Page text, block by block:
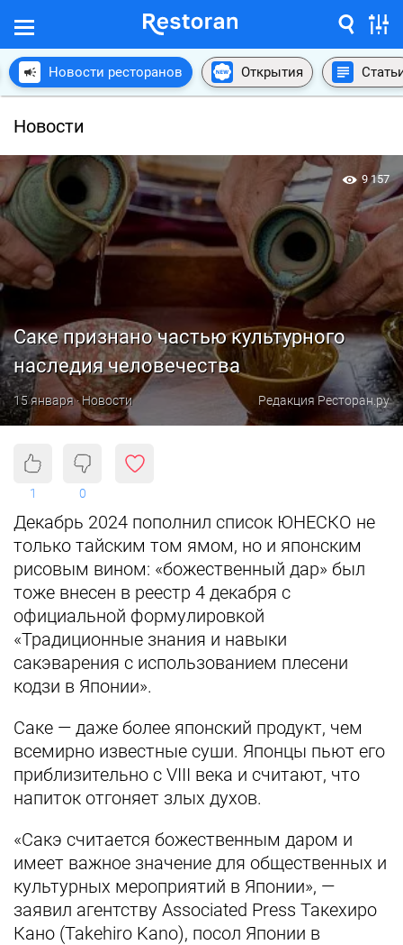
Новости ресторанов Открытия
Новости
Саке признано частью культурного
наследия человечества
15 января · Новости Редакция Ресторан.ру
9 157
1 0
Декабрь 2024 пополнил список ЮНЕСКО не
только тайским том ямом, но и японским
рисовым вином: «божественный дар» был
тоже внесен в реестр 4 декабря с
официальной формулировкой
«Традиционные знания и навыки
сакэварения с использованием плесени
кодзи в Японии».
Саке — даже более японский продукт, чем
всемирно известные суши. Японцы пьют его
приблизительно с VIII века и считают, что
напиток отгоняет злых духов.
«Сакэ считается божественным даром и
имеет важное значение для общественных и
культурных мероприятий в Японии», —
заявил агентству Associated Press Такехиро
Кано (Takehiro Kano), посол Японии в